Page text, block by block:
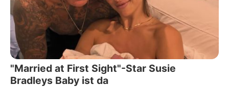
"Married at First Sight"-Star Susie
Bradleys Baby ist da